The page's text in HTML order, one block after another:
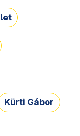
Kürti Gábor